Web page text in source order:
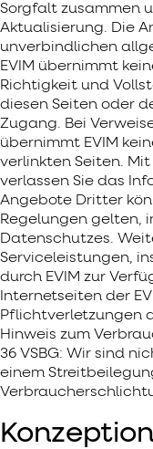
Sorgfalt zusammen
Aktualisierung. Die
unverbindlichen
EVIM übernimmt
Richtigkeit und
diesen Seiten oder
Zugang. Bei
übernimmt EVIM
verlinkten Seiten.
verlassen Sie das
Angebote Dritter
Regelungen gelten,
Datenschutzes.
Serviceleistungen,
durch EVIM zur
Internetseiten der
Pflichtverletzungen
Hinweis zum
36 VSBG: Wir sind
einem